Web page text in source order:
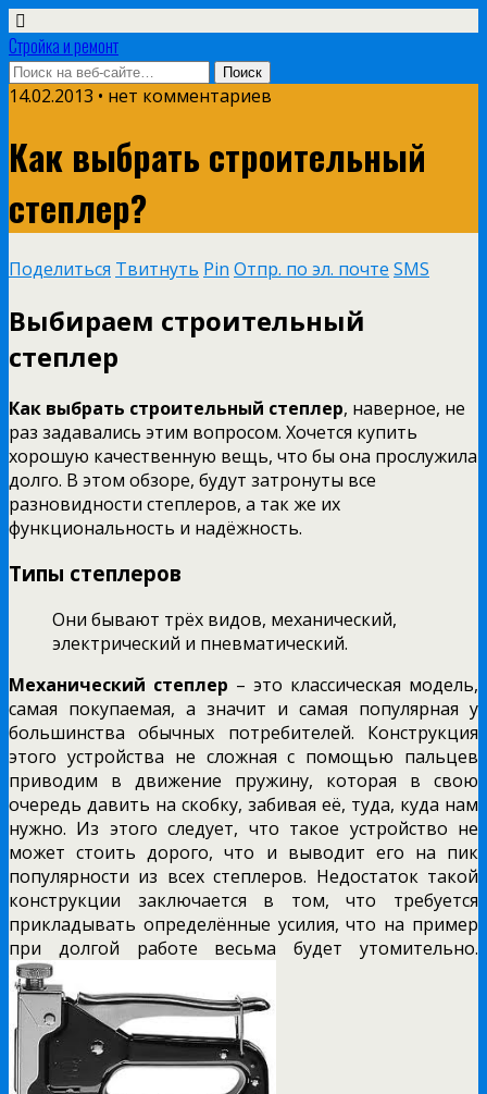
Стройка и ремонт
14.02.2013 • нет комментариев
Как выбрать строительный
степлер?
Поделиться Твитнуть Pin Отпр. по эл. почте SMS
Выбираем строительный
степлер
Как выбрать строительный степлер, наверное, не
раз задавались этим вопросом. Хочется купить
хорошую качественную вещь, что бы она прослужила
долго. В этом обзоре, будут затронуты все
разновидности степлеров, а так же их
функциональность и надёжность.
Типы степлеров
Они бывают трёх видов, механический,
электрический и пневматический.
Механический степлер – это классическая модель,
самая покупаемая, а значит и самая популярная у
большинства обычных потребителей. Конструкция
этого устройства не сложная с помощью пальцев
приводим в движение пружину, которая в свою
очередь давить на скобку, забивая её, туда, куда нам
нужно. Из этого следует, что такое устройство не
может стоить дорого, что и выводит его на пик
популярности из всех степлеров. Недостаток такой
конструкции заключается в том, что требуется
прикладывать определённые усилия, что на пример
при долгой работе весьма будет утомительно.